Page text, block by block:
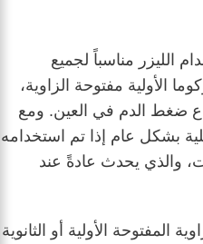
الليزر مناسباً لجميع
الأولية مفتوحة الزاوية،
ضغط الدم في العين. ومع
بشكل عام إذا تم استخدامه
والذي يحدث عادةً عند
المفتوحة الأولية أو الثانوية